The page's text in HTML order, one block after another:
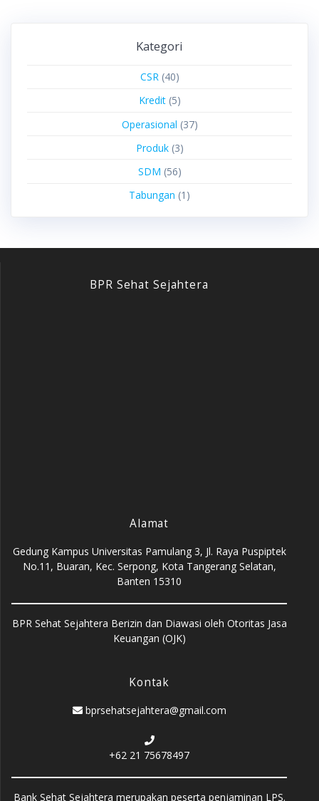
Kategori
CSR(40)
Kredit(5)
Operasional (37)
Produk(3)
SDM (56)
Tabungan (1)
BPR Sehat Sejahtera
Alamat
Gedung Kampus Universitas Pamulang 3, Jl. Raya Puspiptek
No.11, Buaran, Kec. Serpong, Kota Tangerang Selatan,
Banten 15310
BPR Sehat Sejahtera Berizin dan Diawasi oleh Otoritas Jasa
Keuangan (OJK)
Kontak
bprsehatsejahtera@gmail.com
+62 21 75678497
Bank Sehat Sejahtera merupakan peserta penjaminan LPS.